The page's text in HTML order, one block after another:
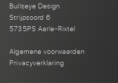
Bullseye Design
Strijpsoord 6
5735PS Aarle-Rixtel
Algemene voorwaarden
Privacyverklaring